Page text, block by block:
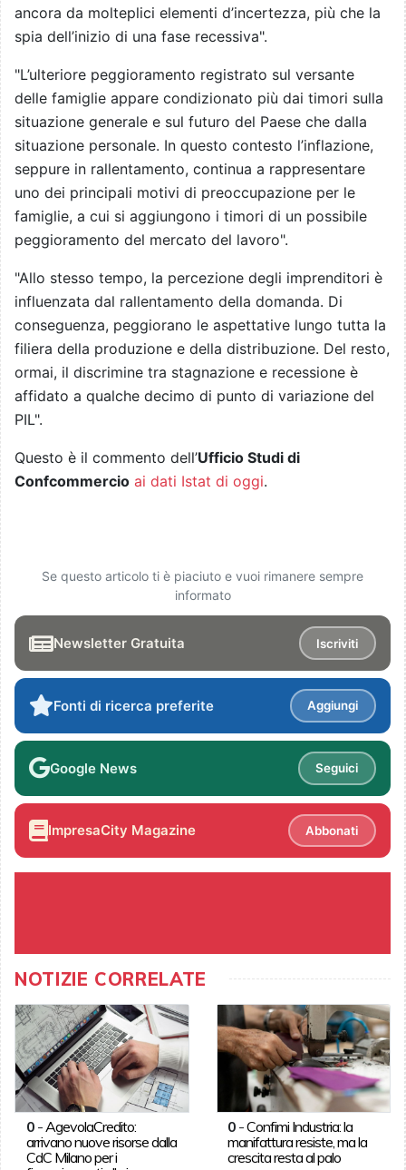
ancora da molteplici elementi d’incertezza, più che la
spia dell’inizio di una fase recessiva".
"L’ulteriore peggioramento registrato sul versante
delle famiglie appare condizionato più dai timori sulla
situazione generale e sul futuro del Paese che dalla
situazione personale. In questo contesto l’inflazione,
seppure in rallentamento, continua a rappresentare
uno dei principali motivi di preoccupazione per le
famiglie, a cui si aggiungono i timori di un possibile
peggioramento del mercato del lavoro".
"Allo stesso tempo, la percezione degli imprenditori è
influenzata dal rallentamento della domanda. Di
conseguenza, peggiorano le aspettative lungo tutta la
filiera della produzione e della distribuzione. Del resto,
ormai, il discrimine tra stagnazione e recessione è
affidato a qualche decimo di punto di variazione del
PIL".
Questo è il commento dell’Ufficio Studi di
Confcommercio ai dati Istat di oggi.
Se questo articolo ti è piaciuto e vuoi rimanere sempre
informato
Newsletter Gratuita Iscriviti
Fonti di ricerca preferite Aggiungi
Google News Seguici
ImpresaCity Magazine Abbonati
NOTIZIE CORRELATE
0- AgevolaCredito:
arrivano nuove risorse dalla
CdC Milano per i
0 -Confimi Industria: la
manifattura resiste, ma la
crescita resta al palo